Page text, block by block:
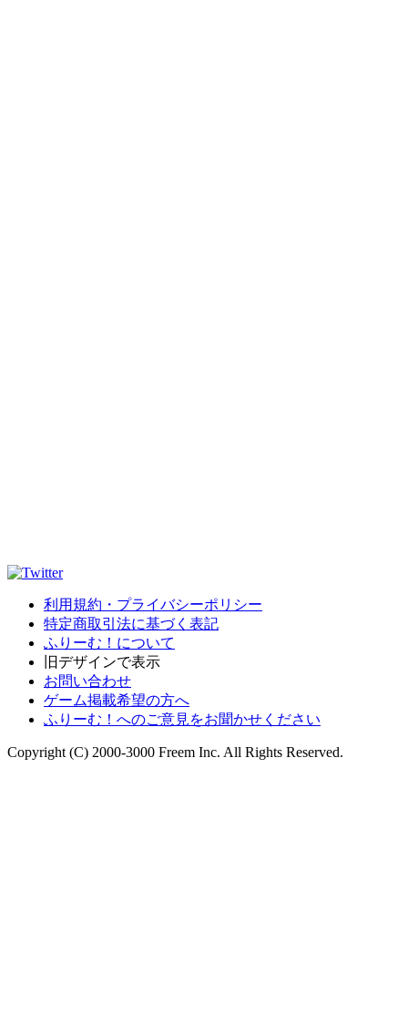
利用規約・プライバシーポリシー
特定商取引法に基づく表記
ふりーむ！について
旧デザインで表示
お問い合わせ
ゲーム掲載希望の方へ
ふりーむ！へのご意見をお聞かせください
Copyright (C) 2000-3000 Freem Inc. All Rights Reserved.